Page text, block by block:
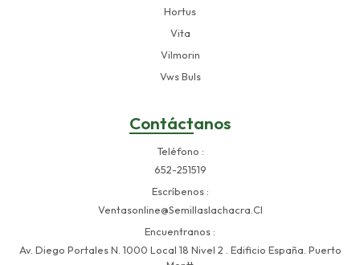
Hortus
Vita
Vilmorin
Vws Buls
Contáctanos
Teléfono
652-251519
Escríbenos
Ventasonline@semillaslachacra.cl
Encuentranos
Av. Diego Portales N. 1000 Local 18 Nivel 2 . Edificio España. Puerto